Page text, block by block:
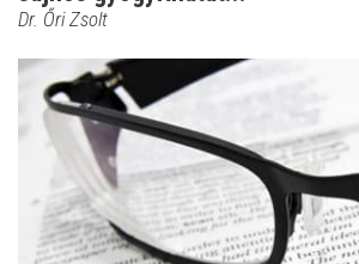
Dr. Őri Zsolt